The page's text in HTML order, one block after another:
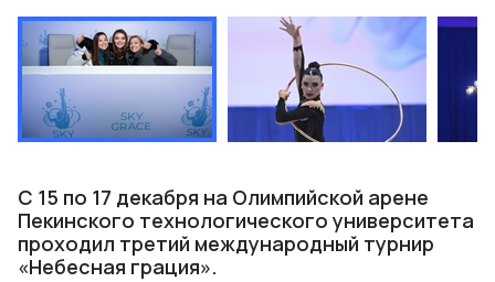
С 15 по 17 декабря на Олимпийской арене
Пекинского технологического университета
проходил третий международный турнир
«Небесная грация».